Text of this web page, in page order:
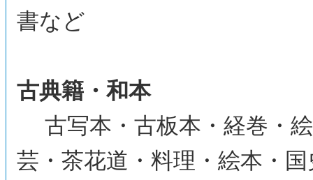
書など
古典籍・和本
古写本・古板本・経巻・
芸・茶花道・料理・絵本・